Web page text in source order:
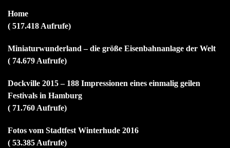
Home
( 517.418 Aufrufe)
Miniaturwunderland – die größe Eisenbahnanlage der Welt
( 74.679 Aufrufe)
Dockville 2015 – 188 Impressionen eines einmalig geilen
Festivals in Hamburg
( 71.760 Aufrufe)
Fotos vom Stadtfest Winterhude 2016
( 53.385 Aufrufe)